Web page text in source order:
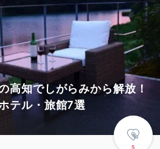
高知でしがらみから解放！
テル・旅館7選
5